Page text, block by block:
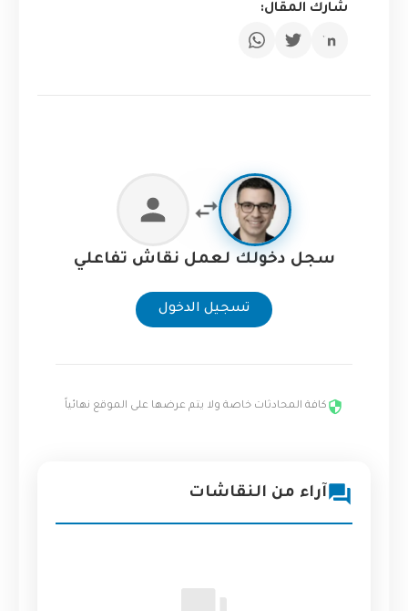
شارك المقال:
سجل دخولك لعمل نقاش تفاعلي
تسجيل الدخول
كافة المحادثات خاصة ولا يتم عرضها على الموقع نهائياً
آراء من النقاشات